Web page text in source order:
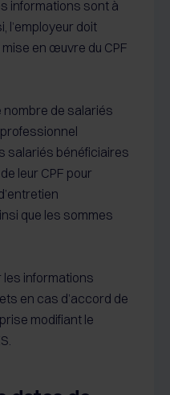
informations sont à
l’employeur doit
en œuvre du CPF
nombre de salariés
salariés bénéficiaires
leur CPF pour
que les sommes
les informations
en cas d’accord de
modifiant le